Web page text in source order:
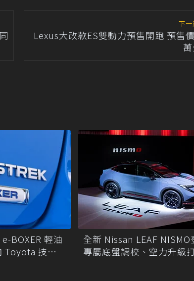
下
Lexus大改款ES雙動力預售開跑 預售
BOXER 輕油
Toyota 技術
全新 Nissan LEAF
專屬底盤調校、空力升級